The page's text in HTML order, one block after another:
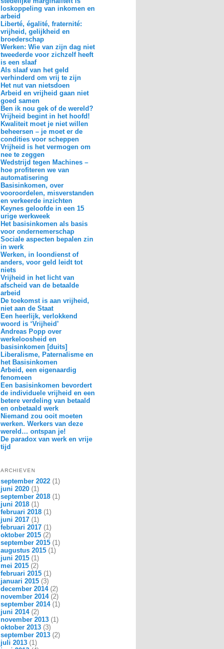
loskoppeling van inkomen en
arbeid
Liberté, égalité, fraternité:
vrijheid, gelijkheid en
broederschap
Werken: Wie van zijn dag niet
tweederde voor zichzelf heeft
is een slaaf
Als slaaf van het geld
verhinderd om vrij te zijn
Het nut van nietsdoen
Arbeid en vrijheid gaan niet
goed samen
Ben ik nou gek of de wereld?
Vrijheid begint in het hoofd!
Kwaliteit moet je niet willen
beheersen – je moet er de
condities voor scheppen
Vrijheid is het vermogen om
nee te zeggen
Wedstrijd tegen Machines –
hoe profiteren we van
automatisering
Basisinkomen, over
vooroordelen, misverstanden
en verkeerde inzichten
Keynes geloofde in een 15
urige werkweek
Het basisinkomen als basis
voor ondernemerschap
Sociale aspecten bepalen zin
in werk
Werken, in loondienst of
anders, voor geld leidt tot
niets
Vrijheid in het licht van
afscheid van de betaalde
arbeid
De toekomst is aan vrijheid,
niet aan de Staat
Een heerlijk, verlokkend
woord is ‘Vrijheid’
Andreas Popp over
werkeloosheid en
basisinkomen [duits]
Liberalisme, Paternalisme en
het Basisinkomen
Arbeid, een eigenaardig
fenomeen
Een basisinkomen bevordert
de individuele vrijheid en een
betere verdeling van betaald
en onbetaald werk
Niemand zou ooit moeten
werken. Werkers van deze
wereld… ontspan je!
De paradox van werk en vrije
tijd
ARCHIEVEN
september 2022 (1)
juni 2020 (1)
september 2018 (1)
juni 2018 (1)
februari 2018 (1)
juni 2017 (1)
februari 2017 (1)
oktober 2015 (2)
september 2015 (1)
augustus 2015 (1)
juni 2015 (1)
mei 2015 (2)
februari 2015 (1)
januari 2015 (3)
december 2014(2)
november 2014(2)
september 2014(1)
juni 2014(2)
november 2013 (1)
oktober 2013 (3)
september 2013 (2)
juli 2013 (1)